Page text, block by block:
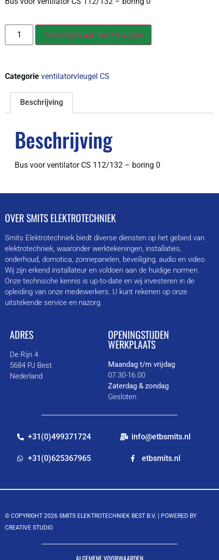
Toevoegen aan winkelwagen
Categorie ventilatorvleugel CS
Beschrijving
Beschrijving
Bus voor ventilator CS 112/132 – boring 0
OVER SMITS ELEKTROTECHNIEK
Smits Elektrotechniek biedt diverse diensten op het gebied van
elektrotechniek, waaronder werktekeningen, installaties,
onderhoud, domotica, zonnepanelen, beveiliging, audio en video.
Wij zijn erkend installateur en voldoen aan de huidige normen.
Onze technische kennis is up-to-date en wij investeren in de
opleiding van onze medewerkers. U kunt rekenen op onze
uitstekende service en nazorg.
ADRES
De Rijn 4
5684 PJ Best
Nederland
OPENINGSTIJDEN
WERKPLAATS
Maandag t/m vrijdag
07.30-16.00
Zaterdag & zondag
Gesloten
+31(0)499371724
+31(0)625367965
info@etbsmits.nl
etbsmits.nl
© COPYRIGHT 2026 SMITS ELEKTROTECHNIEK BEST B.V. |
POWERED BY
CREATIVE STUDIO